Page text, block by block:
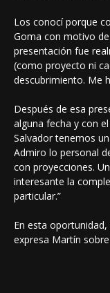
Los conocí porque
Goma con motivo
presentación fue
(como proyecto ni
descubrimiento. Me
Después de esa
alguna fecha y con
Salvador tenemos
Admiro lo personal
con proyecciones.
interesante la
particular.”
En esta
expresa Martín